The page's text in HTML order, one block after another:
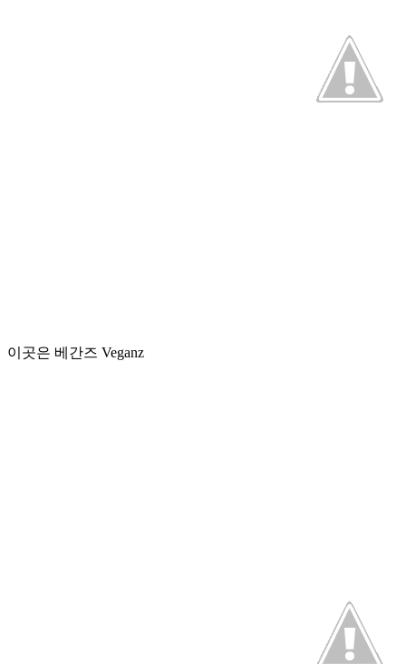
이곳은 베간즈 Veganz